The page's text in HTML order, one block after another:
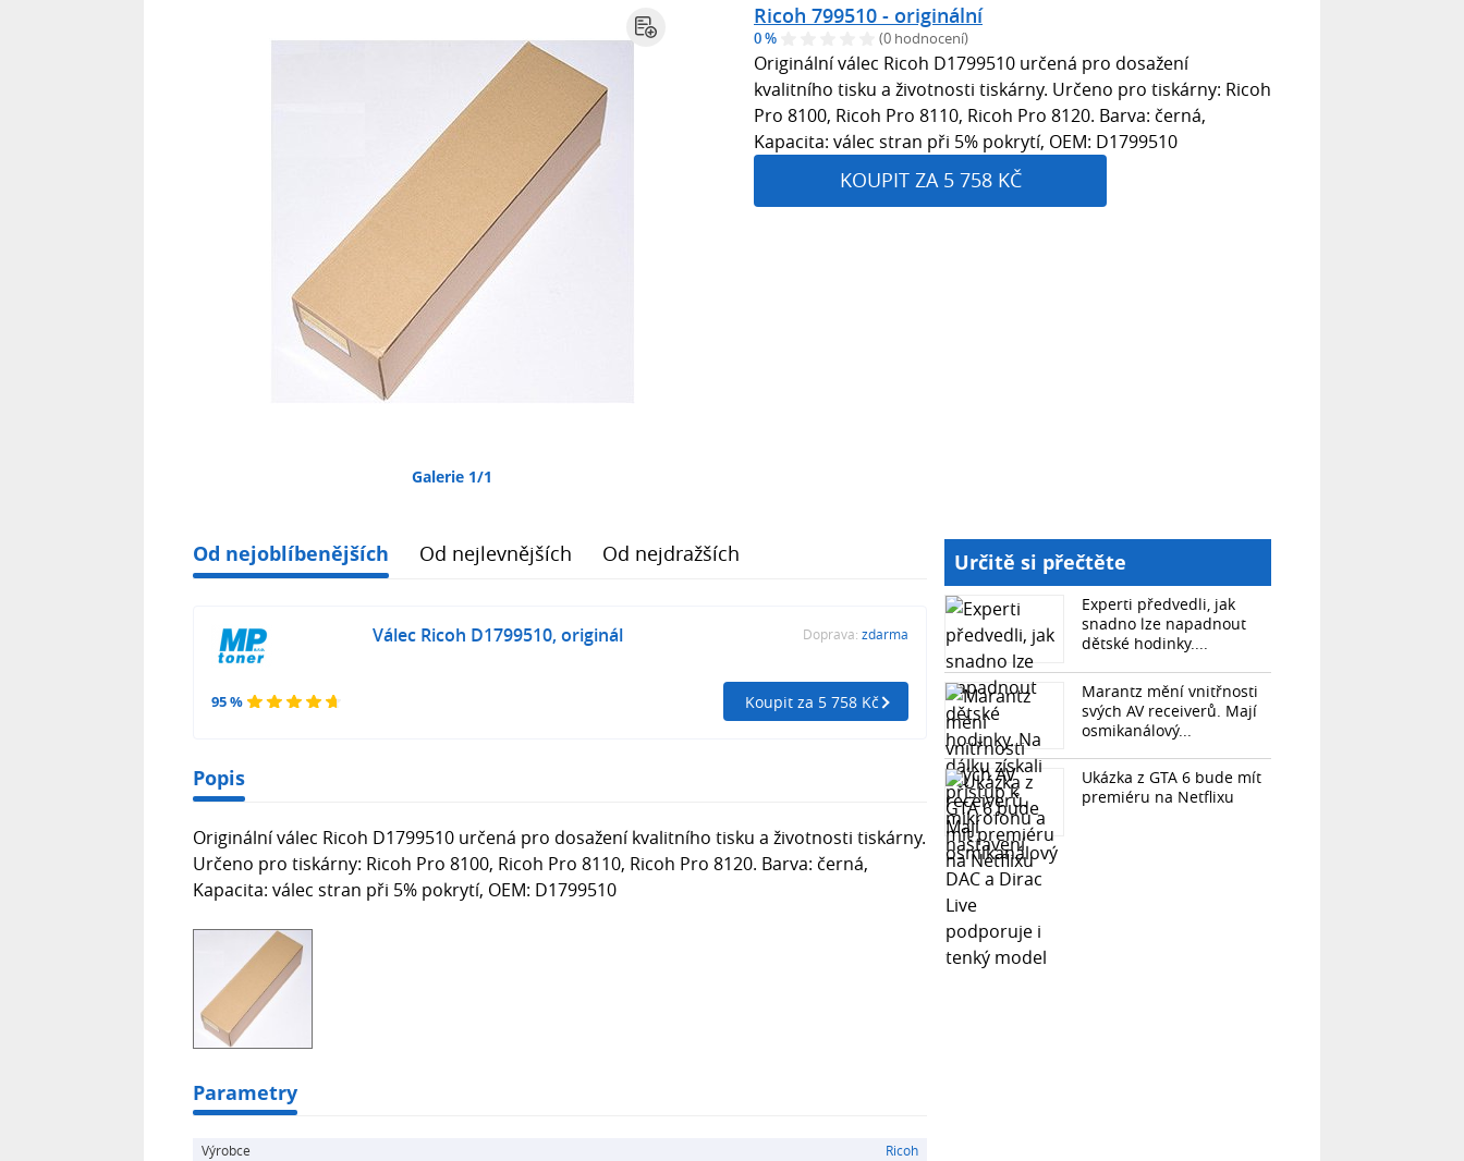
Galerie 1/1
Ricoh 799510 - originální
0 % (0 hodnocení)
Originální válec Ricoh D1799510 určená pro dosažení
kvalitního tisku a životnosti tiskárny. Určeno pro tiskárny: Ricoh
Pro 8100, Ricoh Pro 8110, Ricoh Pro 8120. Barva: černá,
Kapacita: válec stran při 5% pokrytí, OEM: D1799510
KOUPIT ZA 5 758 KČ
Od nejoblíbenějších Od nejlevnějších Od nejdražších
95 %
Válec Ricoh D1799510, originál Doprava: zdarma
Koupit za 5 758 Kč
Popis
Originální válec Ricoh D1799510 určená pro dosažení kvalitního tisku a životnosti tiskárny.
Určeno pro tiskárny: Ricoh Pro 8100, Ricoh Pro 8110, Ricoh Pro 8120. Barva: černá,
Kapacita: válec stran při 5% pokrytí, OEM: D1799510
Parametry
Výrobce
Ricoh
Určitě si přečtěte
Experti předvedli, jak
snadno lze napadnout
dětské hodinky....
Marantz mění vnitřnosti
svých AV receiverů. Mají
osmikanálový...
Ukázka z GTA 6 bude mít
premiéru na Netflixu